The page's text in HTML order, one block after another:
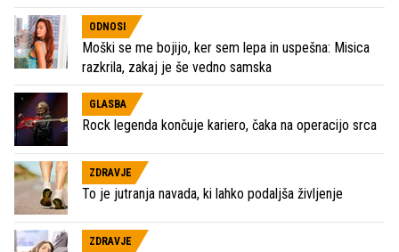
ODNOSI
Moški se me bojijo, ker sem lepa in uspešna: Misica
razkrila, zakaj je še vedno samska
GLASBA
Rock legenda končuje kariero, čaka na operacijo srca
ZDRAVJE
To je jutranja navada, ki lahko podaljša življenje
ZDRAVJE